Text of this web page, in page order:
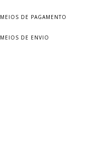
MEIOS DE PAGAMENTO
MEIOS DE ENVIO